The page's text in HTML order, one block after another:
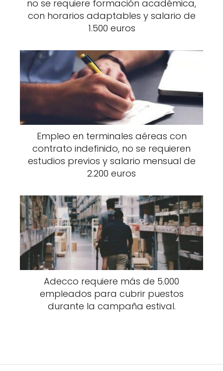
no se requiere formación académica,
con horarios adaptables y salario de
1.500 euros
Empleo en terminales aéreas con
contrato indefinido, no se requieren
estudios previos y salario mensual de
2.200 euros
Adecco requiere más de 5.000
empleados para cubrir puestos
durante la campaña estival.